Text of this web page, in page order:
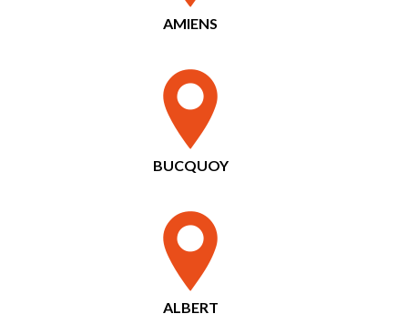
AMIENS
BUCQUOY
ALBERT